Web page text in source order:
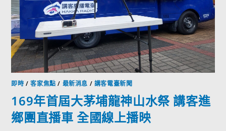
即時 /客家焦點 / 最新消息 / 講客電臺新聞
169年首屆大茅埔龍神山水祭 講客進
鄉團直播車 全國線上播映